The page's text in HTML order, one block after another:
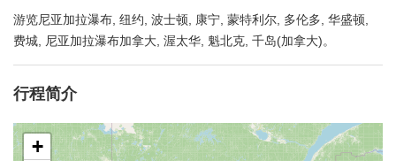
游览尼亚加拉瀑布, 纽约, 波士顿, 康宁, 蒙特利尔, 多伦多, 华盛顿,
费城, 尼亚加拉瀑布加拿大, 渥太华, 魁北克, 千岛(加拿大)。
行程简介
+